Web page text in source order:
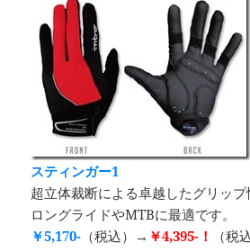
スティンガー1
超立体裁断による卓越したグリップ
ロングライドやMTBに最適です。
￥5,170- （税込）→ ￥4,395-！ （税